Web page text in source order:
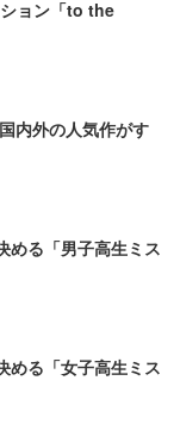
ョン「to the
内外の人気作がす
める「男子高生ミス
める「女子高生ミス